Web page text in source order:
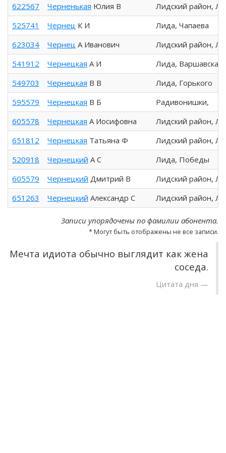
622567
Черненькая Юлия В
Лидский район,
525741
Чернец К И
Лида, Чапаева
623034
Чернец А Иванович
Лидский район,
541912
Чернецкая А И
Лида, Варшавская
549703
Чернецкая В В
Лида, Горького
595579
Чернецкая В Б
Радивонишки,
605578
Чернецкая А Иосифовна
Лидский район,
651812
Чернецкая Татьяна Ф
Лидский район,
520918
Чернецкий А С
Лида, Победы
605579
Чернецкий Дмитрий В
Лидский район,
651263
Чернецкий Александр С Лидский район,
Записи упорядочены по фамилии абонента.
* Могут быть отображены не все записи.
Мечта идиота обычно выглядит как жена
соседа.
Цитата дня